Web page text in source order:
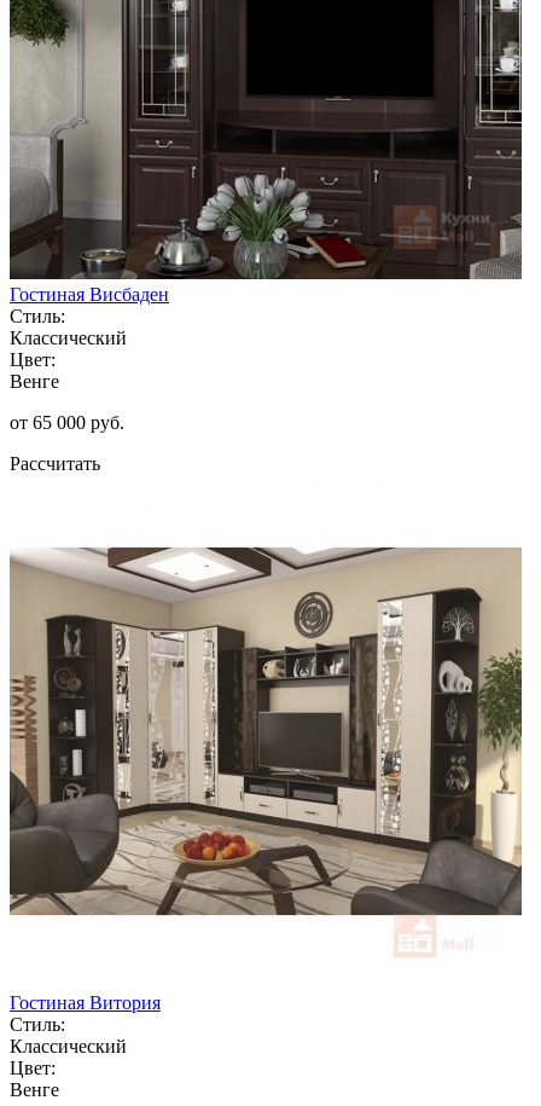
Гостиная Висбаден
Стиль:
Классический
Цвет:
Венге
от 65 000 руб.
Рассчитать
Гостиная Витория
Стиль:
Классический
Цвет:
Венге